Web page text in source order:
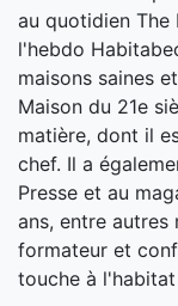
au quotidien The
l'hebdo
maisons saines
Maison du 21e
matière, dont il
chef. Il a
Presse et au
ans, entre autres
formateur et
touche à